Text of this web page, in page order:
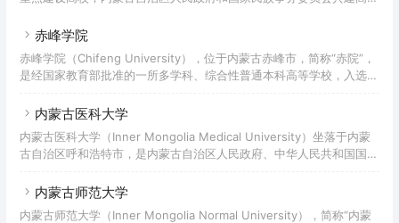
赤峰学院
赤峰学院（Chifeng University），位于内蒙古赤峰市，简称“赤院”，
是经国家教育部批准的一所多学科、综合性普通本科高等学校，入选内
盟理事单位。
内蒙古医科大学
内蒙古医科大学（Inner Mongolia Medical University）坐落于内蒙
古自治区呼和浩特市，是内蒙古自治区人民政府、中华人民共和国国家
高校、中西部高校基础能力建设工程高校。
内蒙古师范大学
内蒙古师范大学（Inner Mongolia Normal University），简称“内蒙